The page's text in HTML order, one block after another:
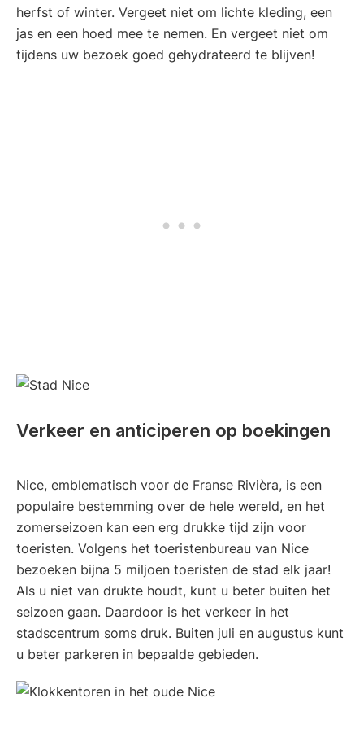
herfst of winter. Vergeet niet om lichte kleding, een
jas en een hoed mee te nemen. En vergeet niet om
tijdens uw bezoek goed gehydrateerd te blijven!
Verkeer en anticiperen op boekingen
Nice, emblematisch voor de Franse Rivièra, is een
populaire bestemming over de hele wereld, en het
zomerseizoen kan een erg drukke tijd zijn voor
toeristen. Volgens het toeristenbureau van Nice
bezoeken bijna 5 miljoen toeristen de stad elk jaar!
Als u niet van drukte houdt, kunt u beter buiten het
seizoen gaan. Daardoor is het verkeer in het
stadscentrum soms druk. Buiten juli en augustus kunt
u beter parkeren in bepaalde gebieden.